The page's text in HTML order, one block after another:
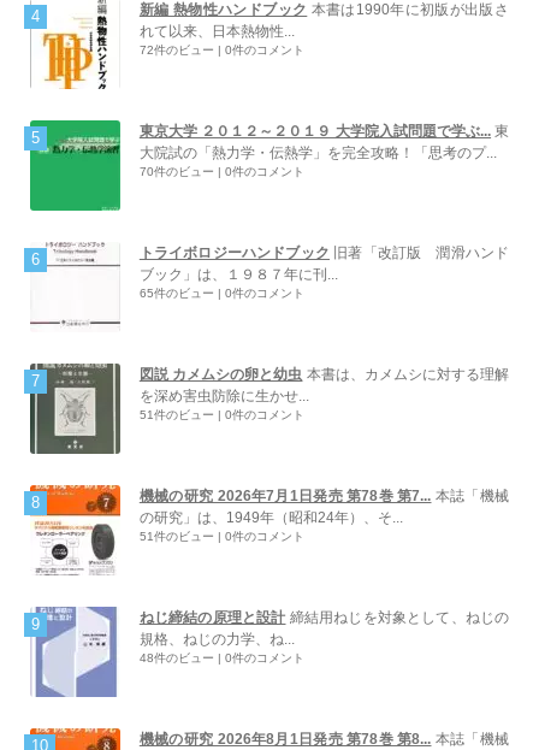
新編 熱物性ハンドブック 本書は1990年に初版が出版さ
れて以来、日本熱物性...
72件のビュー | 0件のコメント
東京大学 ２０１２～２０１９ 大学院入試問題で学ぶ... 東
大院試の「熱力学・伝熱学」を完全攻略！「思考のプ...
70件のビュー | 0件のコメント
トライボロジーハンドブック
旧著「改訂版 潤滑ハンド
ブック」は、１９８７年に刊...
65件のビュー | 0件のコメント
図説 カメムシの卵と幼虫 本書は、カメムシに対する理解
を深め害虫防除に生かせ...
51件のビュー | 0件のコメント
機械の研究 2026年7月1日発売 第78巻 第7... 本誌「機械
の研究」は、1949年（昭和24年）、そ...
51件のビュー | 0件のコメント
ねじ締結の原理と設計 締結用ねじを対象として、ねじの
規格、ねじの力学、ね...
48件のビュー | 0件のコメント
機械の研究 2026年8月1日発売 第78巻 第8... 本誌「機械